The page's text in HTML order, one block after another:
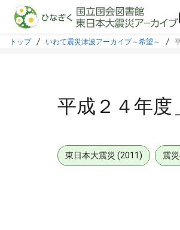
本文に飛ぶ
トップ いわて震災津波アーカイブ～希望～
平成２４年
東日本大震災 (2011) 震